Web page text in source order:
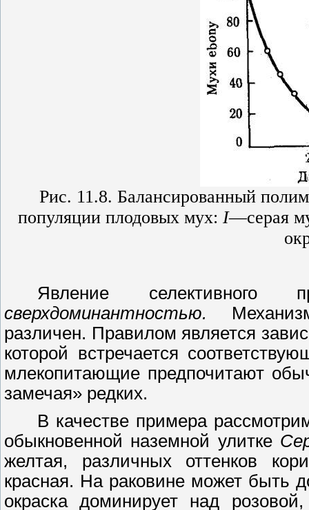
Рис. 11.8. Балансированный
популяции плодовых мух: I—серая
Явление селективного
сверхдоминантностью.
различен. Правилом является
которой встречается
млекопитающие предпочитают
замечая» редких.
В качестве примера
обыкновенной наземной улитке
желтая, различных оттенков
красная. На раковине может быть
окраска доминирует над